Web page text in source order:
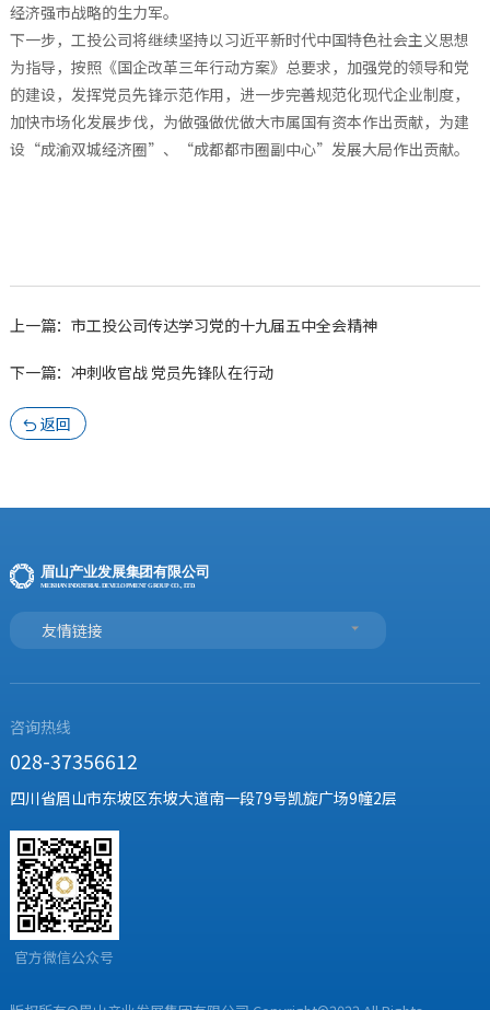
经济强市战略的生力军。
下一步，工投公司将继续坚持以习近平新时代中国特色社会主义思想
为指导，按照《国企改革三年行动方案》总要求，加强党的领导和党
的建设，发挥党员先锋示范作用，进一步完善规范化现代企业制度，
加快市场化发展步伐，为做强做优做大市属国有资本作出贡献，为建
设“成渝双城经济圈”、“成都都市圈副中心”发展大局作出贡献。
上一篇：市工投公司传达学习党的十九届五中全会精神
下一篇：冲刺收官战 党员先锋队在行动
 返回
友情链接
咨询热线
028-37356612
四川省眉山市东坡区东坡大道南一段79号凯旋广场9幢2层
官方微信公众号